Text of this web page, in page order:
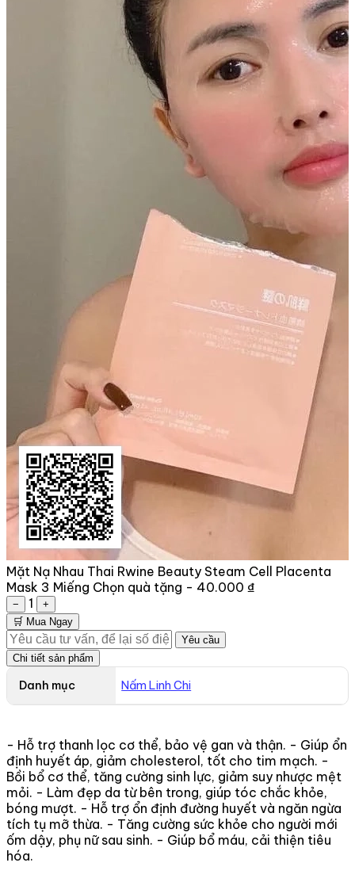
Mặt Nạ Nhau Thai Rwine Beauty Steam Cell Placenta
Mask 3 Miếng Chọn quà tặng - 40.000 ₫
− 1
+
🛒 Mua Ngay
Yêu cầu
Chi tiết sản phẩm
Danh mục Nấm Linh Chi
- Hỗ trợ thanh lọc cơ thể, bảo vệ gan và thận. - Giúp ổn
định huyết áp, giảm cholesterol, tốt cho tim mạch. -
Bồi bổ cơ thể, tăng cường sinh lực, giảm suy nhược mệt
mỏi. - Làm đẹp da từ bên trong, giúp tóc chắc khỏe,
bóng mượt. - Hỗ trợ ổn định đường huyết và ngăn ngừa
tích tụ mỡ thừa. - Tăng cường sức khỏe cho người mới
ốm dậy, phụ nữ sau sinh. - Giúp bổ máu, cải thiện tiêu
hóa.